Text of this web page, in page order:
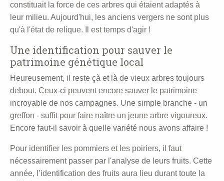
constituait la force de ces arbres qui étaient adaptés à
leur milieu. Aujourd'hui, les anciens vergers ne sont plus
qu'à l'état de relique. Il est temps d'agir !
Une identification pour sauver le
patrimoine génétique local
Heureusement, il reste çà et là de vieux arbres toujours
debout. Ceux-ci peuvent encore sauver le patrimoine
incroyable de nos campagnes. Une simple branche - un
greffon - suffit pour faire naître un jeune arbre vigoureux.
Encore faut-il savoir à quelle variété nous avons affaire !
Pour identifier les pommiers et les poiriers, il faut
nécessairement passer par l'analyse de leurs fruits. Cette
année, l’identification des fruits aura lieu durant toute la